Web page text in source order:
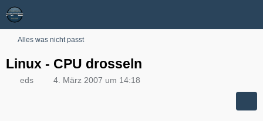
Alles was nicht passt
Linux - CPU drosseln
eds 4. März 2007 um 14:18